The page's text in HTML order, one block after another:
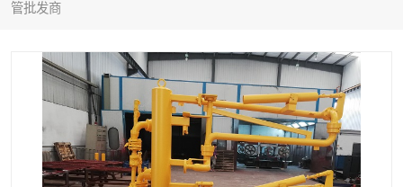
管批发商
撬装系统设备 装车鹤管